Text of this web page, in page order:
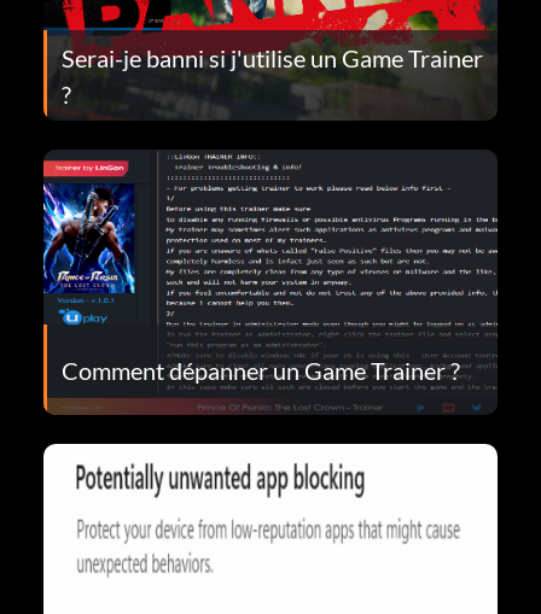
Serai-je banni si j'utilise un Game Trainer
?
Comment dépanner un Game Trainer ?